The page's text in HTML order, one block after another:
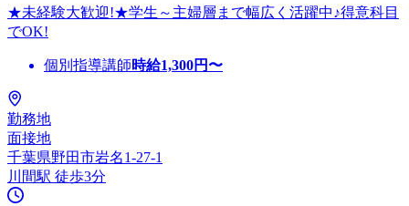
★未経験大歓迎!★学生～主婦層まで幅広く活躍中♪得意科目
でOK!
個別指導講師時給1,300円〜
勤務地
面接地
千葉県野田市岩名1-27-1
川間駅 徒歩3分